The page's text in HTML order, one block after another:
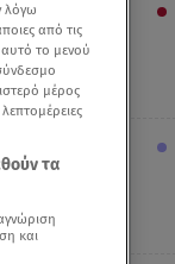
λόγω
από τις
αυτό το μενού
μέρος
τα
και